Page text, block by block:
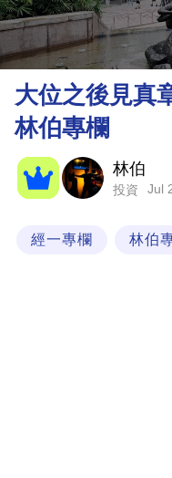
樓
市
理
財
業
科
大位之後見真
林伯專欄
林伯
投資 Jul
經一專欄 林伯